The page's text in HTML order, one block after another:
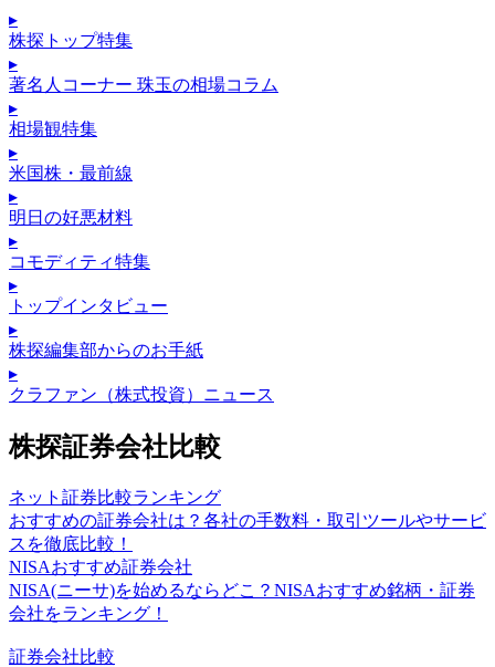
▸
株探トップ特集
▸
著名人コーナー 珠玉の相場コラム
▸
相場観特集
▸
米国株・最前線
▸
明日の好悪材料
▸
コモディティ特集
▸
トップインタビュー
▸
株探編集部からのお手紙
▸
クラファン（株式投資）ニュース
株探証券会社比較
ネット証券比較ランキング
おすすめの証券会社は？各社の手数料・取引ツールやサービ
スを徹底比較！
NISAおすすめ証券会社
NISA(ニーサ)を始めるならどこ？NISAおすすめ銘柄・証券
会社をランキング！
証券会社比較